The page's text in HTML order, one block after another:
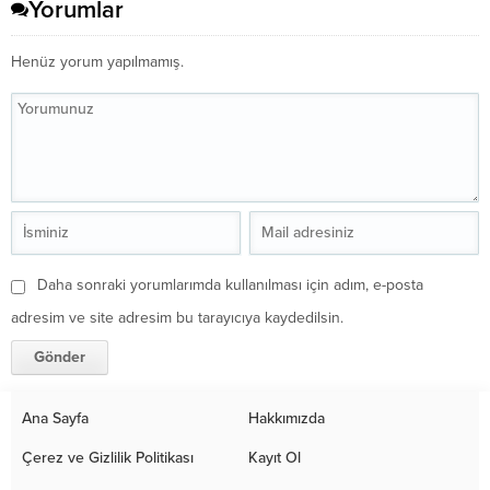
Yorumlar
Henüz yorum yapılmamış.
Daha sonraki yorumlarımda kullanılması için adım, e-posta
adresim ve site adresim bu tarayıcıya kaydedilsin.
Ana Sayfa Hakkımızda
Çerez ve Gizlilik Politikası Kayıt Ol